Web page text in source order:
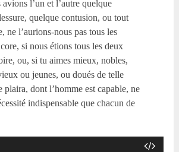
l’un et l’autre quelque
quelque contusion, ou tout
ne l’aurions-nous pas tous les
si nous étions tous les deux
ou, si tu aimes mieux, nobles,
ou jeunes, ou doués de telle
plaira, dont l’homme est capable, ne
indispensable que chacun de